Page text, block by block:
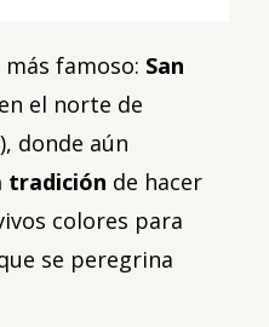
famoso: San
el norte de
donde aún
tradición de hacer
colores para
se peregrina